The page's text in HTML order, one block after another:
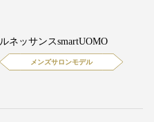
ルネッサンスsmartUOMO
メンズサロンモデル